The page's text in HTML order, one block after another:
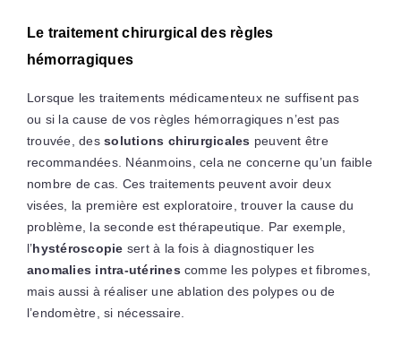
Le traitement chirurgical des règles
hémorragiques
Lorsque les traitements médicamenteux ne suffisent pas
ou si la cause de vos règles hémorragiques n’est pas
trouvée, dessolutions chirurgicales peuvent être
recommandées. Néanmoins, cela ne concerne qu’un faible
nombre de cas. Ces traitements peuvent avoir deux
visées, la première est exploratoire, trouver la cause du
problème, la seconde est thérapeutique. Par exemple,
l’hystéroscopie sert à la fois à diagnostiquer les
anomalies intra-utérines comme les polypes et fibromes,
mais aussi à réaliser une ablation des polypes ou de
l’endomètre, si nécessaire.